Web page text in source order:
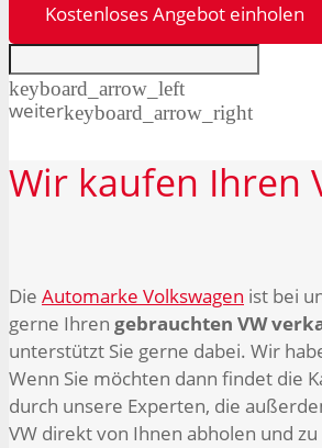
Kostenloses Angebot einholen
keyboard_arrow_left
weiterkeyboard_arrow_right
Wir kaufen Ihren
Die Automarke Volkswagen ist bei
gerne Ihren gebrauchten VW
unterstützt Sie gerne dabei. Wir
Wenn Sie möchten dann findet die
durch unsere Experten, die
VW direkt von Ihnen abholen und